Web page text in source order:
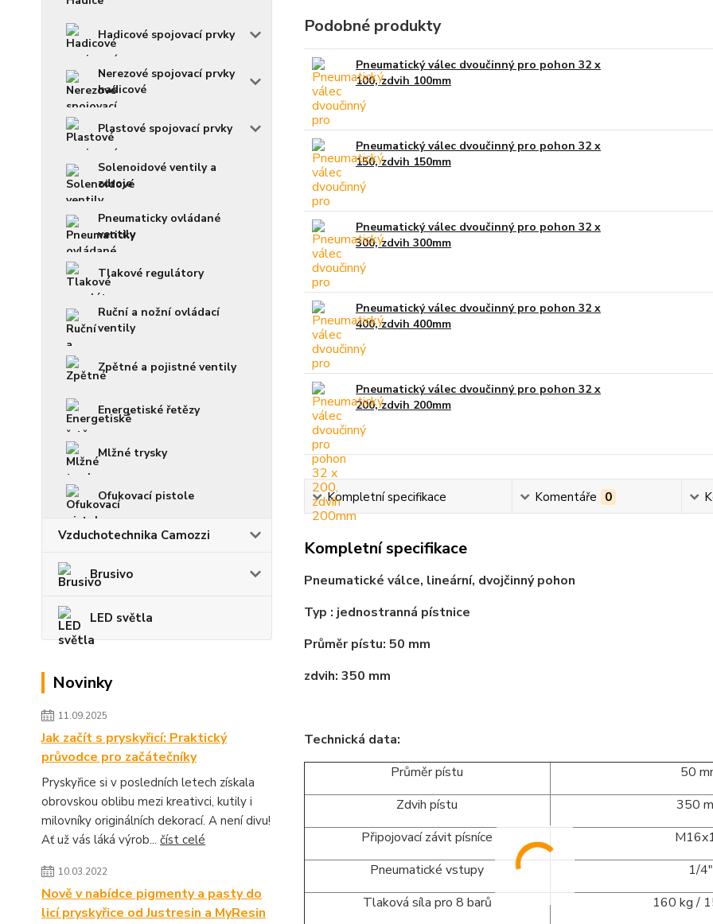
Hadicové spojovací prvky
Nerezové spojovací prvky
hadicové
Plastové spojovací prvky
Solenoidové ventily a
zdroje
Pneumaticky ovládané
ventily
Tlakové regulátory
Ruční a nožní ovládací
ventily
Zpětné a pojistné ventily
Energetiské řetězy
Mlžné trysky
Ofukovací pistole
Vzduchotechnika Camozzi
Brusivo
LED světla
Novinky
11.09.2025
Jak začít s pryskyřicí: Praktický
průvodce pro začátečníky
Pryskyřice si v posledních letech získala
obrovskou oblibu mezi kreativci, kutily i
milovníky originálních dekorací. A není divu!
Ať už vás láká výrob... číst celé
10.03.2022
Nově v nabídce pigmenty a pasty do
licí pryskyřice od Justresin a MyResin
Podobné produkty
Pneumatický válec dvoučinný pro pohon 32 x
100, zdvih 100mm
Pneumatický válec dvoučinný pro pohon 32 x
150, zdvih 150mm
Pneumatický válec dvoučinný pro pohon 32 x
300, zdvih 300mm
Pneumatický válec dvoučinný pro pohon 32 x
400, zdvih 400mm
Pneumatický válec dvoučinný pro pohon 32 x
200, zdvih 200mm
Kompletní specifikace Komentáře 0
Kompletní specifikace
Pneumatické válce, lineární, dvojčinný pohon
Typ : jednostranná pístnice
Průměr pístu: 50 mm
zdvih: 350 mm
Technická data:
Průměr pístu
50
Zdvih pístu
350
Připojovací závit písníce
Pneumatické vstupy
1/4"
Tlaková síla pro 8 barů
160 kg /